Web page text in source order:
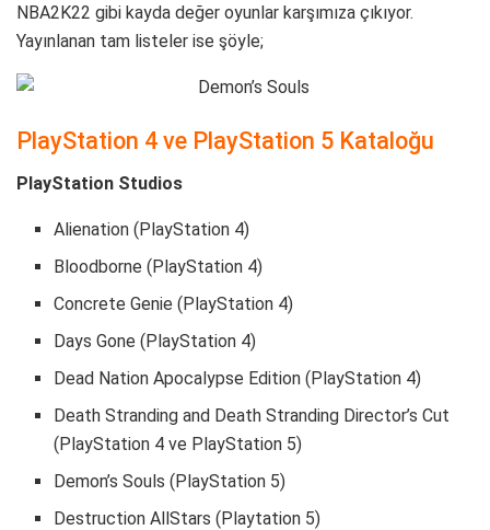
NBA2K22 gibi kayda değer oyunlar karşımıza çıkıyor.
Yayınlanan tam listeler ise şöyle;
PlayStation 4 ve PlayStation 5 Kataloğu
PlayStation Studios
Alienation (PlayStation 4)
Bloodborne (PlayStation 4)
Concrete Genie (PlayStation 4)
Days Gone (PlayStation 4)
Dead Nation Apocalypse Edition (PlayStation 4)
Death Stranding and Death Stranding Director’s Cut
(PlayStation 4 ve PlayStation 5)
Demon’s Souls (PlayStation 5)
Destruction AllStars (Playtation 5)